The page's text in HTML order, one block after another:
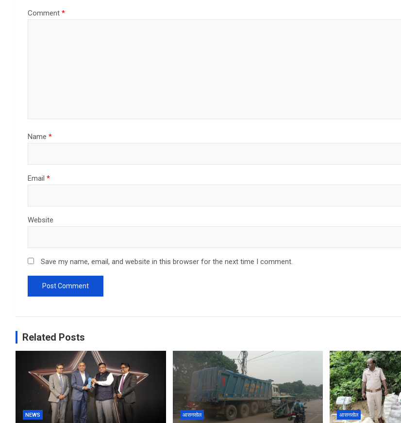
Comment *
Name *
Email *
Website
Save my name, email, and website in this browser for the next time I comment.
Related Posts
NEWS आसनसोल आसनसोल